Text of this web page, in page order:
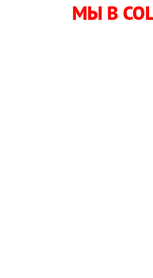
МЫ В